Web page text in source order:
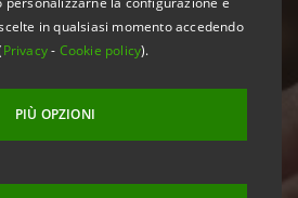
in qualsiasi momento accedendo
Privacy- Cookie policy).
PIÙ OPZIONI